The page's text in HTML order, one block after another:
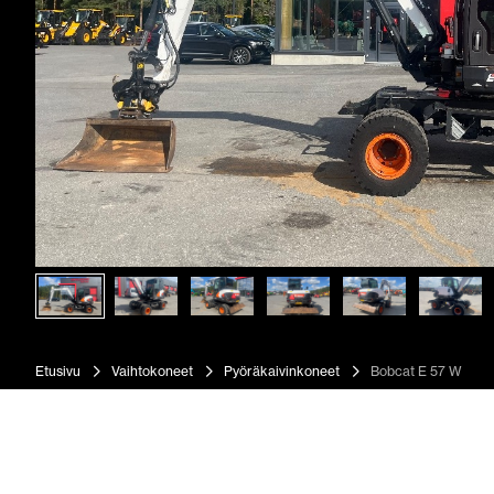
Etusivu Vaihtokoneet Pyöräkaivinkoneet Bobcat E 57 W